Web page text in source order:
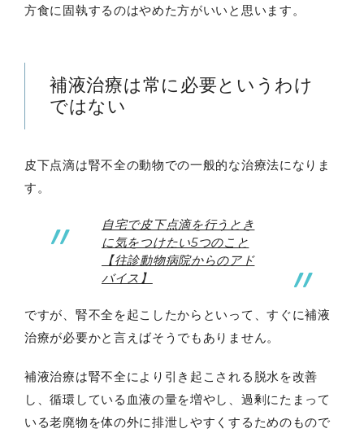
方食に固執するのはやめた方がいいと思います。
補液治療は常に必要というわけ
ではない
皮下点滴は腎不全の動物での一般的な治療法になりま
す。
自宅で皮下点滴を行うとき
に気をつけたい5つのこと
【往診動物病院からのアド
バイス】
ですが、腎不全を起こしたからといって、すぐに補液
治療が必要かと言えばそうでもありません。
補液治療は腎不全により引き起こされる脱水を改善
し、循環している血液の量を増やし、過剰にたまって
いる老廃物を体の外に排泄しやすくするためのもので